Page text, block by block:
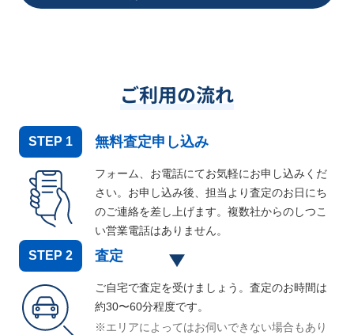
ご利用の流れ
STEP 1 無料査定申し込み
フォーム、お電話にてお気軽にお申し込みくだ
さい。お申し込み後、担当より査定のお日にち
のご連絡を差し上げます。複数社からのしつこ
い営業電話はありません。
STEP 2 査定
ご自宅で査定を受けましょう。査定のお時間は
約30〜60分程度です。
※エリアによってはお伺いできない場合もあり